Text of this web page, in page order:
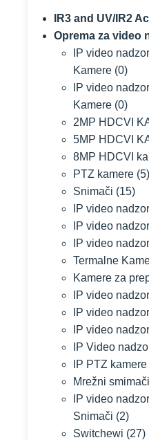
IR3 and UV/IR2
Oprema za video
IP video
Kamere (0)
IP video
Kamere (0)
2MP HDCVI
5MP HDCVI
8MP HDCVI
PTZ kamere (5)
Snimači (15)
IP video
IP video
IP video
Termalne
Kamere za
IP video
IP video
IP video
IP Video
IP PTZ kamere
Mrežni smimači
IP video
Snimači (2)
Switchewi (27)